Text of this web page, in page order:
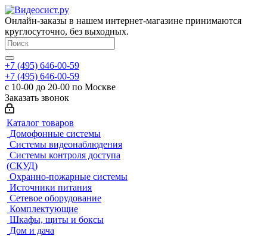
Онлайн-заказы в нашем интернет-магазине принимаются
круглосуточно, без выходных.
+7 (495) 646-00-59
+7 (495) 646-00-59
с 10-00 до 20-00 по Москве
Заказать звонок
Каталог товаров
Домофонные системы
Системы видеонаблюдения
Системы контроля доступа
(СКУД)
Охранно-пожарные системы
Источники питания
Сетевое оборудование
Комплектующие
Шкафы, щиты и боксы
Дом и дача